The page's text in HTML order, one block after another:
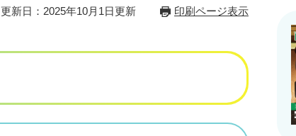
更新日：2025年10月1日更新 印刷ページ表示